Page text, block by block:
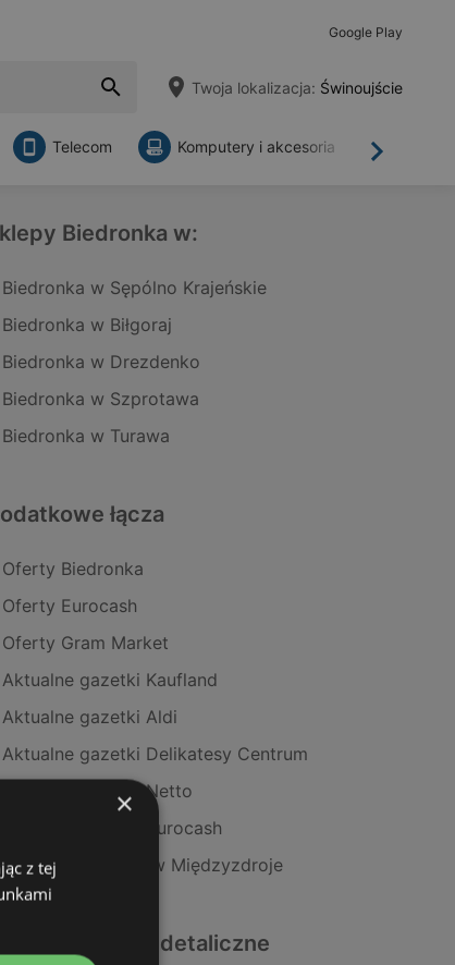
Google Play
Twoja lokalizacja: Świnoujście
Dalej
Telecom Komputery i akcesoria
Biedronka w:
Biedronka w Sępólno Krajeńskie
Biedronka w Biłgoraj
Biedronka w Drezdenko
Biedronka w Szprotawa
Biedronka w Turawa
łącza
Oferty Biedronka
Oferty Eurocash
Oferty Gram Market
Aktualne gazetki Kaufland
Aktualne gazetki Aldi
Aktualne gazetki Delikatesy Centrum
Aktualne gazetki Netto
Aktualne gazetki Eurocash
Sklepy Biedronka w Międzyzdroje
sklepy detaliczne
×
z tej